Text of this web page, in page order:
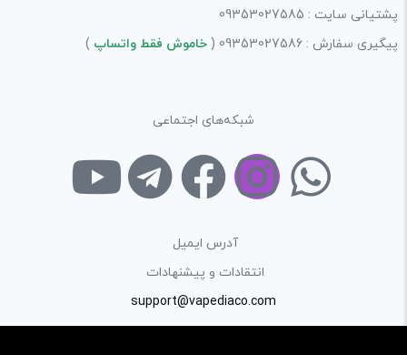
پشتیانی سایت : 09353027585
پیگیری سفارش : 09353027586 (
خاموش فقط واتساپ )
شبکه‌های اجتماعی
آدرس ایمیل
انتقادات و پیشنهادات
support@vapediaco.com